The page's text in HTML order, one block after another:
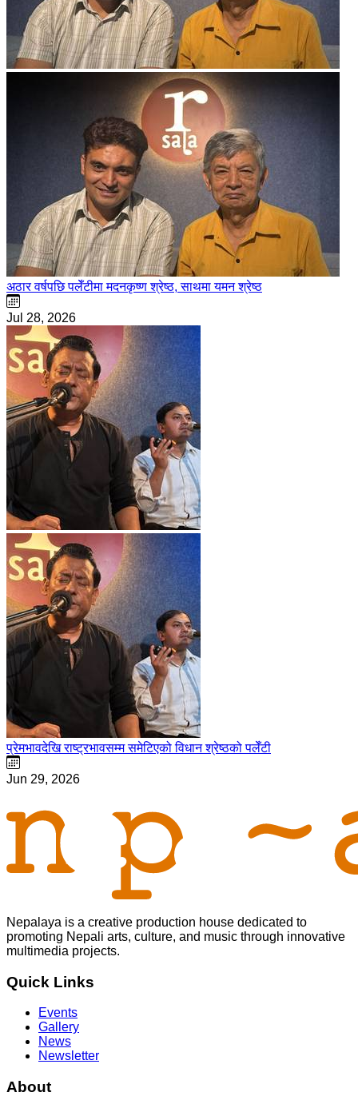
अठार वर्षपछि पलेँटीमा मदनकृष्ण श्रेष्ठ, साथमा यमन श्रेष्ठ
Jul 28, 2026
प्रेमभावदेखि राष्ट्रभावसम्म समेटिएको विधान श्रेष्ठको पलेँटी
Jun 29, 2026
Nepalaya is a creative production house dedicated to
promoting Nepali arts, culture, and music through innovative
multimedia projects.
Quick Links
Events
Gallery
News
Newsletter
About